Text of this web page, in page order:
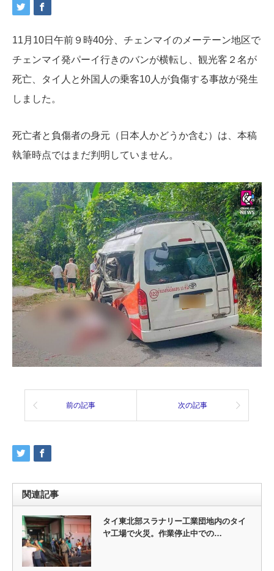
11月10日午前９時40分、チェンマイのメーテーン地区で
チェンマイ発パーイ行きのバンが横転し、観光客２名が
死亡、タイ人と外国人の乗客10人が負傷する事故が発生
しました。
死亡者と負傷者の身元（日本人かどうか含む）は、本稿
執筆時点ではまだ判明していません。
前の記事 次の記事
関連記事
タイ東北部スラナリー工業団地内のタイ
ヤ工場で火災。作業停止中での…